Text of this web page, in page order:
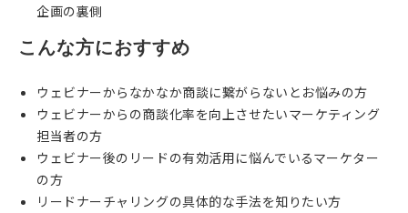
企画の裏側
こんな方におすすめ
ウェビナーからなかなか商談に繋がらないとお悩みの方
ウェビナーからの商談化率を向上させたいマーケティング
担当者の方
ウェビナー後のリードの有効活用に悩んでいるマーケター
の方
リードナーチャリングの具体的な手法を知りたい方